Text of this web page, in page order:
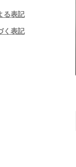
る表記
く表記